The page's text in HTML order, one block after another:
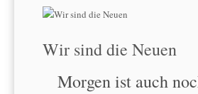
Wir sind die Neuen
Morgen ist auch